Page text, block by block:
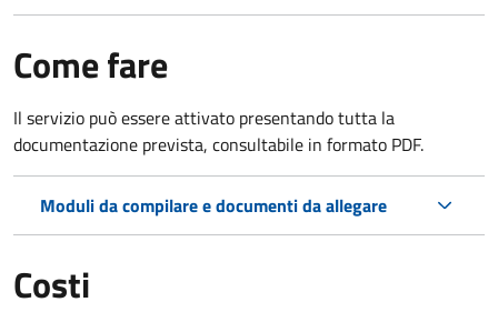
Come fare
Il servizio può essere attivato presentando tutta la
documentazione prevista, consultabile in formato PDF.
Moduli da compilare e documenti da allegare
Costi